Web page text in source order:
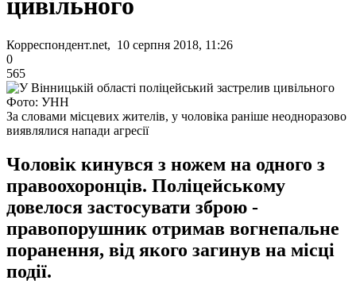
цивільного
Корреспондент.net, 10 серпня 2018, 11:26
0
565
Фото: УНН
За словами місцевих жителів, у чоловіка раніше неодноразово
виявлялися напади агресії
Чоловік кинувся з ножем на одного з
правоохоронців. Поліцейському
довелося застосувати зброю -
правопорушник отримав вогнепальне
поранення, від якого загинув на місці
події.